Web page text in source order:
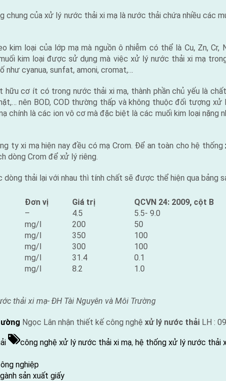
của xử lý nước thải xi mạ là nước thải chứa nhiều các
loại của lớp mạ mà nguồn ô nhiễm có thể là Cu, Zn, Cr,
kim loại được sử dụng mà việc xử lý nước thải xi mạ
như cyanua, sunfat, amoni, cromat,…
cơ ít có trong nước thải xi mạ, thành phần chủ yếu là
nên BOD, COD thường thấp và không thuộc đối tượng
chính là các ion vô cơ mà đặc biệt là các muối kim loại nặng
ty xi mạ hiện nay đều có mạ Crom. Để an toàn cho hệ thống
dòng Crom để xử lý riêng.
dòng thải lại với nhau thì tính chất sẽ được thể hiện qua bảng
Đơn vị Giá trị
QCVN 24: 2009, cột B
–
4.5
5.5- 9.0
mg/l
200
50
mg/l
350
100
mg/l
300
100
mg/l
31.4
0.1
mg/l
8.2 1.0
thải xi mạ- ĐH Tài Nguyên và Môi Trường
Ngọc Lân nhận thiết kế công nghệ xử lý nước thảiLH :
Tags:
công nghệ xử lý nước thải xi mạ, hệ thống xử lý nước thải
nghiệp
sản xuất giấy